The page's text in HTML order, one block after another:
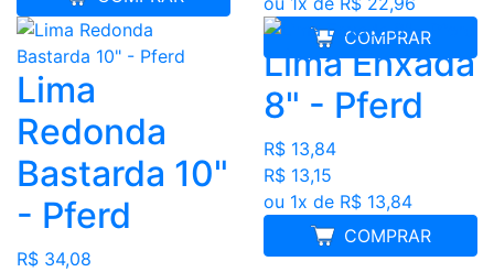
COMPRAR
Lima
Redonda
Bastarda 10"
- Pferd
R$ 34,08
Lima Enxada
8" - Pferd
R$ 13,84
R$ 13,15
ou 1x de R$ 13,84
COMPRAR